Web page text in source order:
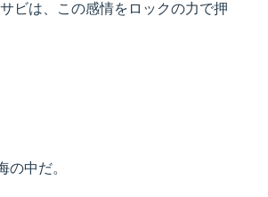
ビは、この感情をロックの力で押
の中だ。